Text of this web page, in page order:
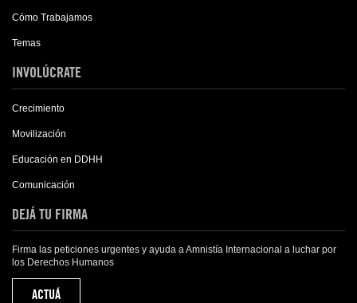
Cómo Trabajamos
Temas
INVOLÚCRATE
Crecimiento
Movilización
Educación en DDHH
Comunicación
DEJÁ TU FIRMA
Firma las peticiones urgentes y ayuda a Amnistía Internacional a luchar por
los Derechos Humanos
ACTUÁ